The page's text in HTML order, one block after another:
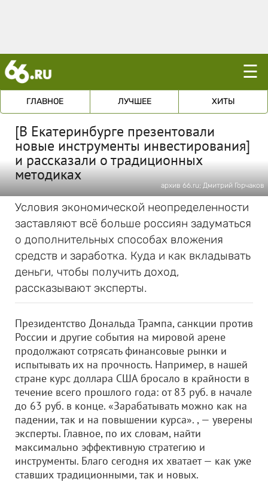
☰
ГЛАВНОЕ ЛУЧШЕЕ ХИТЫ
[В Екатеринбурге презентовали
новые инструменты инвестирования]
и рассказали о традиционных
методиках
архив 66.ru; Дмитрий Горчаков
Условия экономической неопределенности
заставляют всё больше россиян задуматься
о дополнительных способах вложения
средств и заработка. Куда и как вкладывать
деньги, чтобы получить доход,
рассказывают эксперты.
Президентство Дональда Трампа, санкции против
России и другие события на мировой арене
продолжают сотрясать финансовые рынки и
испытывать их на прочность. Например, в нашей
стране курс доллара США бросало в крайности в
течение всего прошлого года: от 83 руб. в начале
до 63 руб. в конце. «Зарабатывать можно как на
падении, так и на повышении курса». , — уверены
эксперты. Главное, по их словам, найти
максимально эффективную стратегию и
инструменты. Благо сегодня их хватает — как уже
ставших традиционными, так и новых.